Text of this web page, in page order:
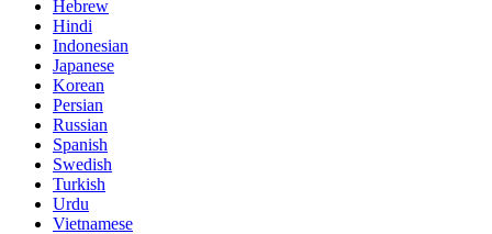
Hebrew
Hindi
Indonesian
Japanese
Korean
Persian
Russian
Spanish
Swedish
Turkish
Urdu
Vietnamese